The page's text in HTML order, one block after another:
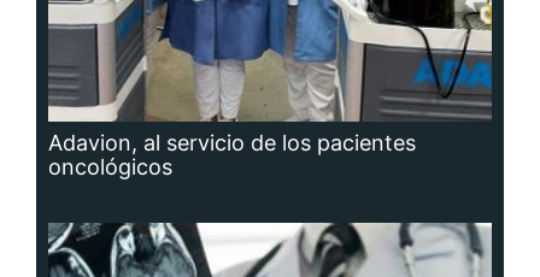
Adavion, al servicio de los pacientes
oncológicos